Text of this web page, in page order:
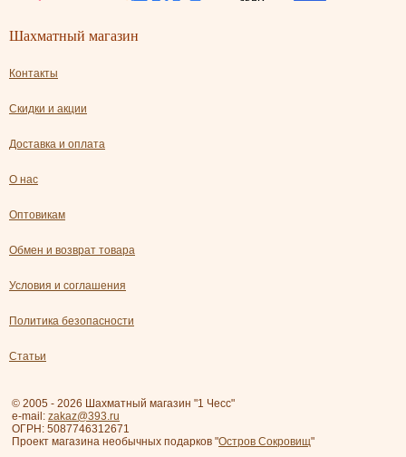
Шахматный магазин
Контакты
Скидки и акции
Доставка и оплата
О нас
Оптовикам
Обмен и возврат товара
Условия и соглашения
Политика безопасности
Статьи
© 2005 - 2026 Шахматный магазин "1 Чесс"
e-mail: zakaz@393.ru
ОГРН: 5087746312671
Проект магазина необычных подарков "Остров Сокровищ"